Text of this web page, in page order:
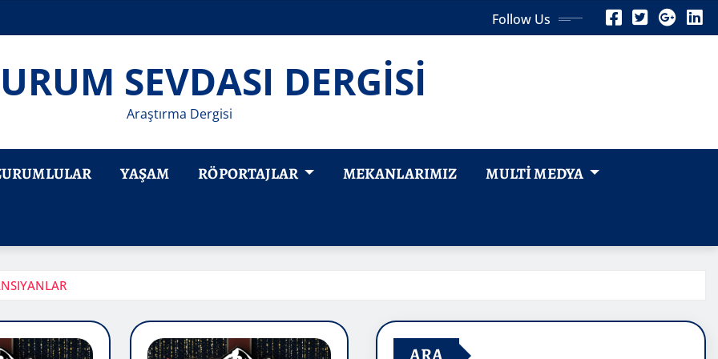
Follow Us
SEVDASI DERGİSİ
Araştırma Dergisi
YAŞAM RÖPORTAJLAR MEKANLARIMIZ MULTI MEDYA